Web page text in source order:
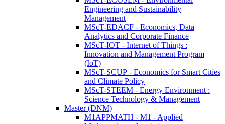
Engineering and Sustainability
Management
MScT-EDACF - Economics, Data
Analytics and Corporate Finance
MScT-IOT - Internet of Things :
Innovation and Management Program
(IoT)
MScT-SCUP - Economics for Smart Cities
and Climate Policy
MScT-STEEM - Energy Environment :
Science Technology & Management
Master (DNM)
M1APPMATH - M1 - Applied